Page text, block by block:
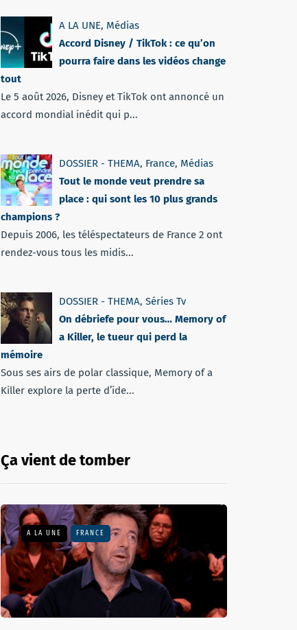
A LA UNE, Médias
Accord Disney / TikTok : ce qu’on
pourra faire dans les vidéos change
tout
Le 5 août 2026, Disney et TikTok ont annoncé un
accord mondial inédit qui p...
DOSSIER - THEMA, France, Médias
Tout le monde veut prendre sa
place : qui sont les 10 plus grands
champions ?
Depuis 2006, les téléspectateurs de France 2 ont
rendez-vous tous les midis...
DOSSIER - THEMA, Séries Tv
On débriefe pour vous… Memory of
a Killer, le tueur qui perd la
mémoire
Sous ses airs de polar classique, Memory of a
Killer explore la perte d’ide...
Ça vient de tomber
A LA UNE FRANCE